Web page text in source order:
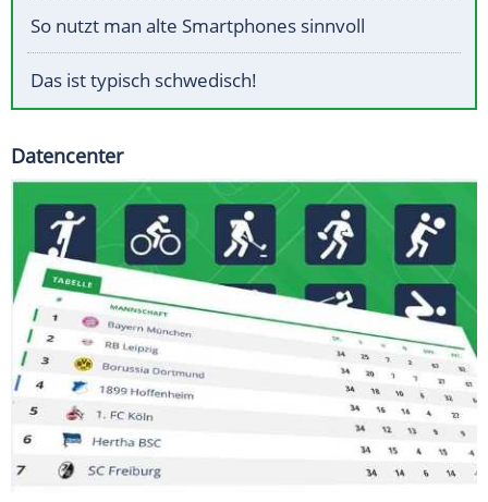
So nutzt man alte Smartphones sinnvoll
Das ist typisch schwedisch!
Datencenter